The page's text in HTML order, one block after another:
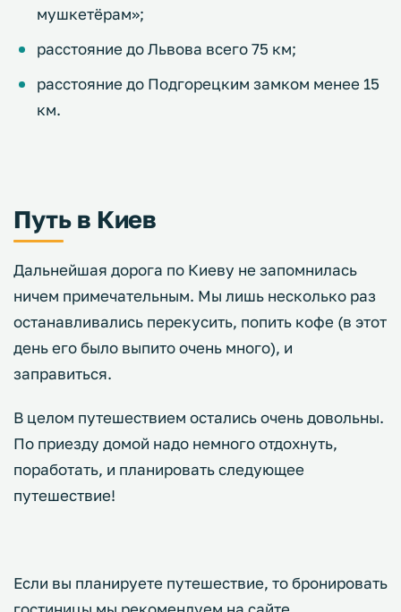
мушкетёрам»;
расстояние до Львова всего 75 км;
расстояние до Подгорецким замком менее 15
км.
Путь в Киев
Дальнейшая дорога по Киеву не запомнилась
ничем примечательным. Мы лишь несколько раз
останавливались перекусить, попить кофе (в этот
день его было выпито очень много), и
заправиться.
В целом путешествием остались очень довольны.
По приезду домой надо немного отдохнуть,
поработать, и планировать следующее
путешествие!
Если вы планируете путешествие, то бронировать